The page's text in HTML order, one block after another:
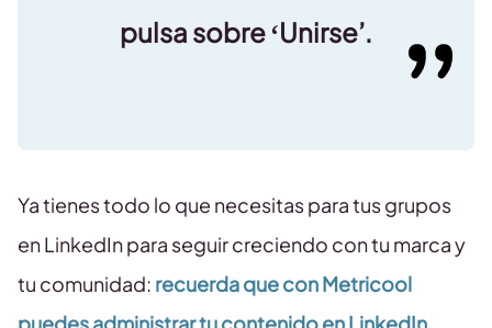
pulsa sobre ‘Unirse’.
Ya tienes todo lo que necesitas para tus grupos
en LinkedIn para seguir creciendo con tu marca y
tu comunidad: recuerda que con Metricool
puedes administrar tu contenido en LinkedIn.